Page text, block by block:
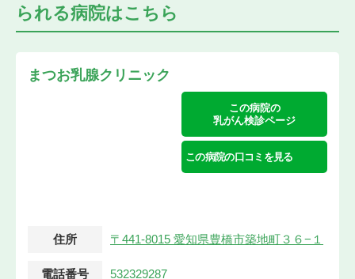
られる病院はこちら
まつお乳腺クリニック
この病院の
乳がん検診ページ
この病院の口コミを見る
住所 〒441-8015 愛知県豊橋市築地町３６−１
電話番号 532329287